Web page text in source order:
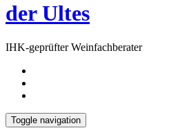
der Ultes
IHK-geprüfter Weinfachberater
Toggle navigation